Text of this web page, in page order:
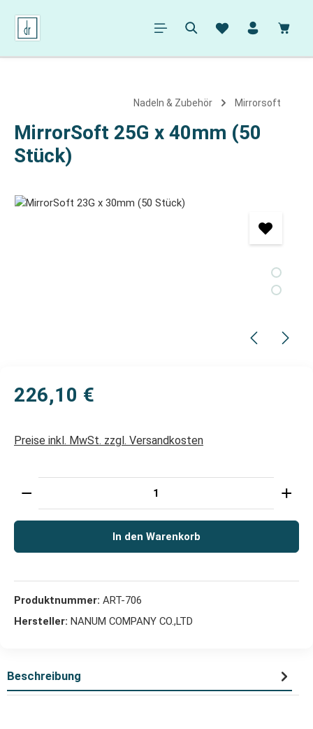
springen
Nadeln & Zubehör Mirrorsoft
MirrorSoft 25G x 40mm (50
Stück)
Bildergalerie überspringen
226,10 €
Preise inkl. MwSt. zzgl. Versandkosten
Produkt Anzahl: Gib den gewünschten Wert ein
In den Warenkorb
Produktnummer: ART-706
Hersteller: NANUM COMPANY CO.,LTD
Beschreibung